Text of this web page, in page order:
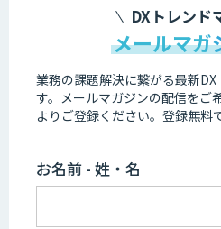
DXトレンド
メールマガ
業務の課題解決に繋がる最新
す。 メールマガジンの配信をご
よりご登録ください。登録無料
お名前 - 姓・名